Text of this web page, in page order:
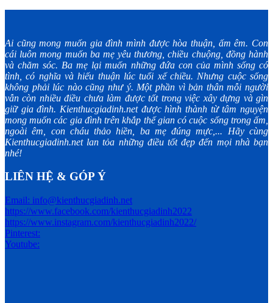
Ai cũng mong muốn gia đình mình được hòa thuận, ấm êm. Con
cái luôn mong muốn ba mẹ yêu thương, chiều chuộng, đồng hành
và chăm sóc. Ba mẹ lại muốn những đứa con của mình sống có
tình, có nghĩa và hiếu thuận lúc tuổi xế chiều. Nhưng cuộc sống
không phải lúc nào cũng như ý. Một phần vì bản thân mỗi người
vẫn còn nhiều điều chưa làm được tốt trong việc xây dựng và gìn
giữ gia đình. Kienthucgiadinh.net được hình thành từ tâm nguyện
mong muốn các gia đình trên khắp thế gian có cuộc sống trong ấm,
ngoài êm, con cháu thảo hiền, ba mẹ đúng mực,... Hãy cùng
Kienthucgiadinh.net lan tỏa những điều tốt đẹp đến mọi nhà bạn
nhé!
LIÊN HỆ & GÓP Ý
Email: info@kienthucgiadinh.net
https://www.facebook.com/kienthucgiadinh2022
https://www.instagram.com/kienthucgiadinh2022/
Pinterest:
Youtube: